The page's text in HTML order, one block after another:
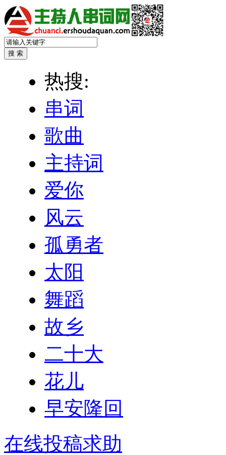
热搜:
串词
歌曲
主持词
爱你
风云
孤勇者
太阳
舞蹈
故乡
二十大
花儿
早安隆回
在线投稿求助